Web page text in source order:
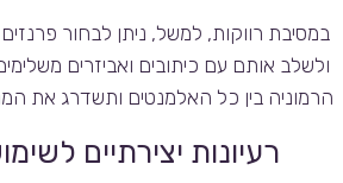
במסיבת רווקות, למשל, ניתן לבחור פרנזים
ולשלב אותם עם כיתובים ואביזרים
הרמוניה בין כל האלמנטים ותשדרג את
רעיונות יצירתיים